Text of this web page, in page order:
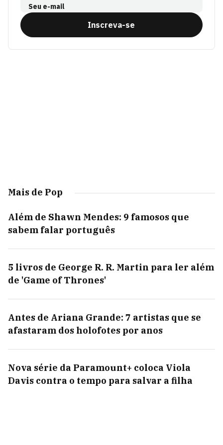
Seu e-mail
Inscreva-se
Mais de Pop
Além de Shawn Mendes: 9 famosos que
sabem falar português
5 livros de George R. R. Martin para ler além
de 'Game of Thrones'
Antes de Ariana Grande: 7 artistas que se
afastaram dos holofotes por anos
Nova série da Paramount+ coloca Viola
Davis contra o tempo para salvar a filha